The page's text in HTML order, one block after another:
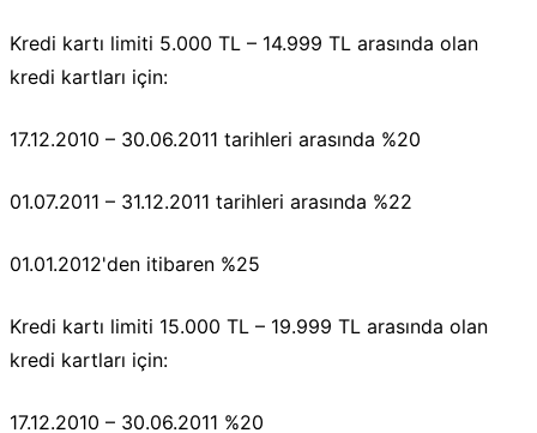
Kredi kartı limiti 5.000 TL – 14.999 TL arasında olan
kredi kartları için:
17.12.2010 – 30.06.2011 tarihleri arasında %20
01.07.2011 – 31.12.2011 tarihleri arasında %22
01.01.2012'den itibaren %25
Kredi kartı limiti 15.000 TL – 19.999 TL arasında olan
kredi kartları için:
17.12.2010 – 30.06.2011 %20